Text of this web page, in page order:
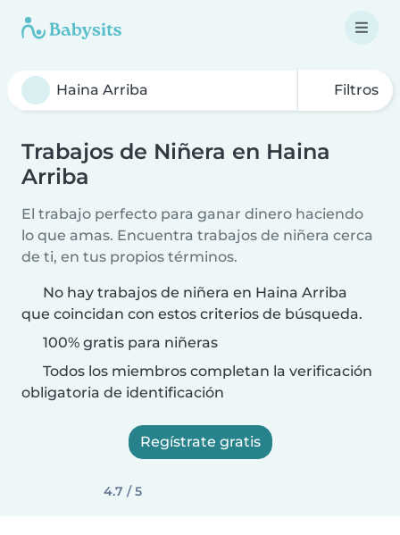
Filtros
Trabajos de Niñera en Haina
Arriba
El trabajo perfecto para ganar dinero haciendo
lo que amas. Encuentra trabajos de niñera cerca
de ti, en tus propios términos.
No hay trabajos de niñera en Haina Arriba
que coincidan con estos criterios de búsqueda.
100% gratis para niñeras
Todos los miembros completan la verificación
obligatoria de identificación
Regístrate gratis
4.7 / 5